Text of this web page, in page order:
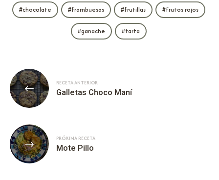
chocolate frambuesas frutillas frutos rojos
ganache tarta
RECETA ANTERIOR
Galletas Choco Maní
PRÓXIMA RECETA
Mote Pillo